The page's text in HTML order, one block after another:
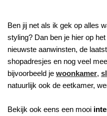
Ben jij net als ik gek op alles
styling? Dan ben je hier op
nieuwste aanwinsten, de
shopadresjes en nog veel
bijvoorbeeld je woonkamer,
natuurlijk ook de eetkamer,
Bekijk ook eens een mooi